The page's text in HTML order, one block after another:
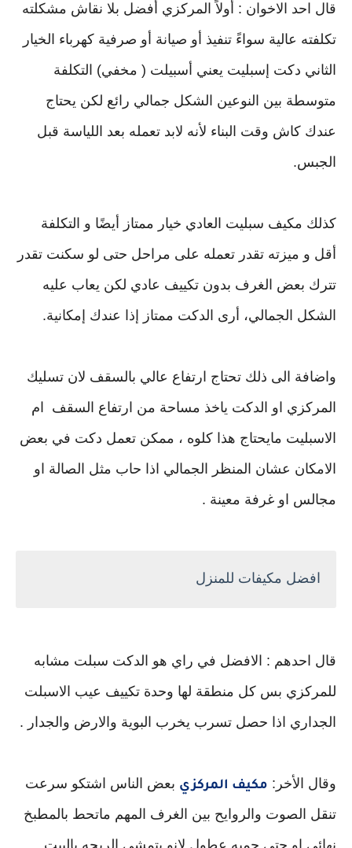
قال احد الاخوان : أولاً المركزي أفضل بلا نقاش مشكلته
تكلفته عالية سواءً تنفيذ أو صيانة أو صرفية كهرباء الخيار
الثاني دكت إسبليت يعني أسبيلت ( مخفي) التكلفة
متوسطة بين النوعين الشكل جمالي رائع لكن يحتاج
عندك كاش وقت البناء لأنه لابد تعمله بعد اللياسة قبل
الجبس.
كذلك مكيف سبليت العادي خيار ممتاز أيضًا و التكلفة
أقل و ميزته تقدر تعمله على مراحل حتى لو سكنت تقدر
تترك بعض الغرف بدون تكييف عادي لكن يعاب عليه
الشكل الجمالي، أرى الدكت ممتاز إذا عندك إمكانية.
واضافة الى ذلك تحتاج ارتفاع عالي بالسقف لان تسليك
المركزي او الدكت ياخذ مساحة من ارتفاع السقف ام
الاسبليت مايحتاج هذا كلوه ، ممكن تعمل دكت في بعض
الامكان عشان المنظر الجمالي اذا حاب مثل الصالة او
مجالس او غرفة معينة .
افضل مكيفات للمنزل
قال احدهم : الافضل في راي هو الدكت سبلت مشابه
للمركزي بس كل منطقة لها وحدة تكييف عيب الاسبلت
الجداري اذا حصل تسرب يخرب البوية والارض والجدار .
وقال الأخر: مكيف المركزي بعض الناس اشتكو سرعت
تنقل الصوت والروايح بين الغرف المهم ماتحط بالمطبخ
نهائي او حتى جمبه عطول لانو بتمشي الريحه بالبيت .